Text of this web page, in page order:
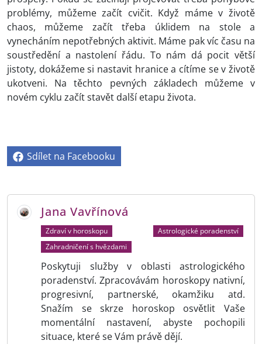
problémy, můžeme začít cvičit. Když máme v životě
chaos, můžeme začít třeba úklidem na stole a
vynecháním nepotřebných aktivit. Máme pak víc času na
soustředění a nastolení řádu. To nám dá pocit větší
jistoty, dokážeme si nastavit hranice a cítíme se v životě
ukotveni. Na těchto pevných základech můžeme v
novém cyklu začít stavět další etapu života.
Sdílet na Facebooku
Jana Vavřínová
Zdraví v horoskopu
Astrologické poradenství
Zahradničení s hvězdami
Poskytuji služby v oblasti astrologického
poradenství. Zpracovávám horoskopy nativní,
progresivní, partnerské, okamžiku atd.
Snažím se skrze horoskop osvětlit Vaše
momentální nastavení, abyste pochopili
situace, které se Vám právě dějí.